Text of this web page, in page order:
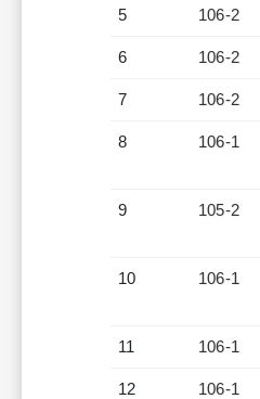
5 106-2
6 106-2
7 106-2
8 106-1
9 105-2
10 106-1
11 106-1
12 106-1